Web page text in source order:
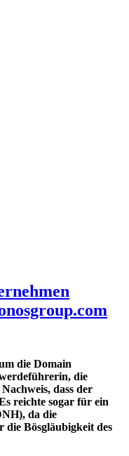
die Domain
die
dass der
reichte sogar für ein
da die
die Bösgläubigkeit des